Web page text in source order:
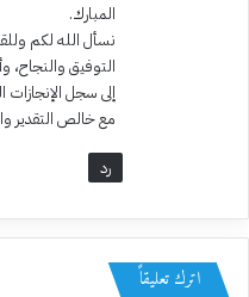
المبارك.
​نسأل الله لكم
التوفيق والنجاح،
إلى سجل الإنجازات
​مع خالص التقدير
رد
اترك تعليقاً